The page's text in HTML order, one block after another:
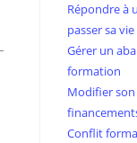
Répondre à
passer sa vie
Gérer un
formation
Modifier
Conflit